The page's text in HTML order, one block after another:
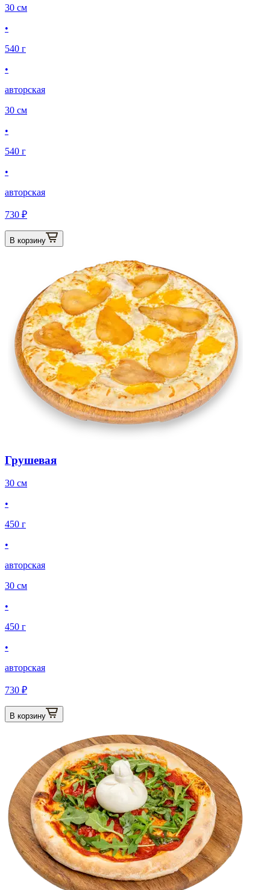
30 см
•
540 г
•
авторская
30 см
•
540 г
•
авторская
730 ₽
В корзину
Грушевая
30 см
•
450 г
•
авторская
30 см
•
450 г
•
авторская
730 ₽
В корзину